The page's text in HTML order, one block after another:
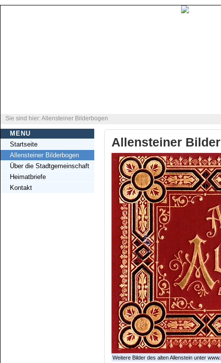
Sie sind hier: Allensteiner Bilderbogen
MENU
Startseite
Allensteiner Bilderbogen
Über die Stadtgemeinschaft
Heimatbriefe
Kontakt
Allensteiner
Weitere Bilder des alten Allenstein unter